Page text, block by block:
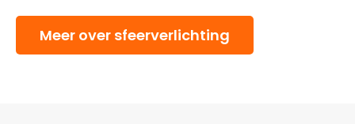
Meer over sfeerverlichting